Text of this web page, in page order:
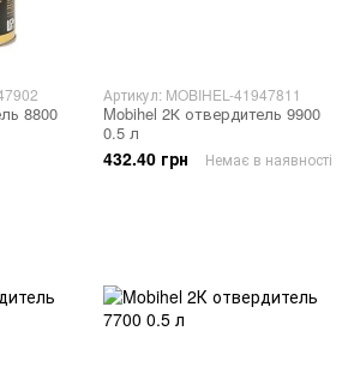
8800
Артикул: MOBIHEL-41947811
Mobihel 2К отвердитель 9900
0.5 л
432.40 грн Немає в наявності